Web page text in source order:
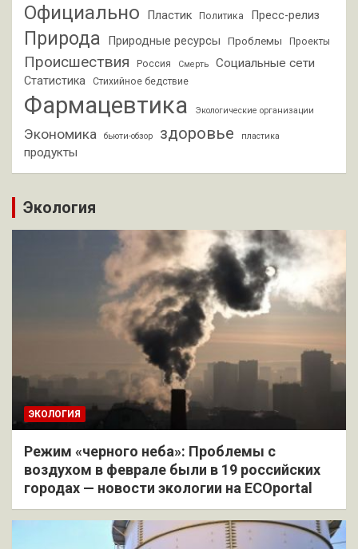
Официально Пластик Политика Пресс-релиз
Природа Природные ресурсы Проблемы Проекты
Происшествия Россия Смерть Социальные сети
Статистика Стихийное бедствие
Фармацевтика Экологические организации
Экономика бьюти-обзор здоровье пластика
продукты
Экология
ЭКОЛОГИЯ
Режим «черного неба»: Проблемы с
воздухом в феврале были в 19 российских
городах — новости экологии на ECOportal